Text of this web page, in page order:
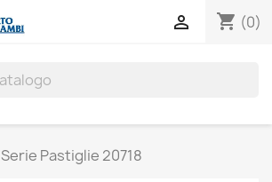
shopping_cart (0)

Serie Pastiglie 20718